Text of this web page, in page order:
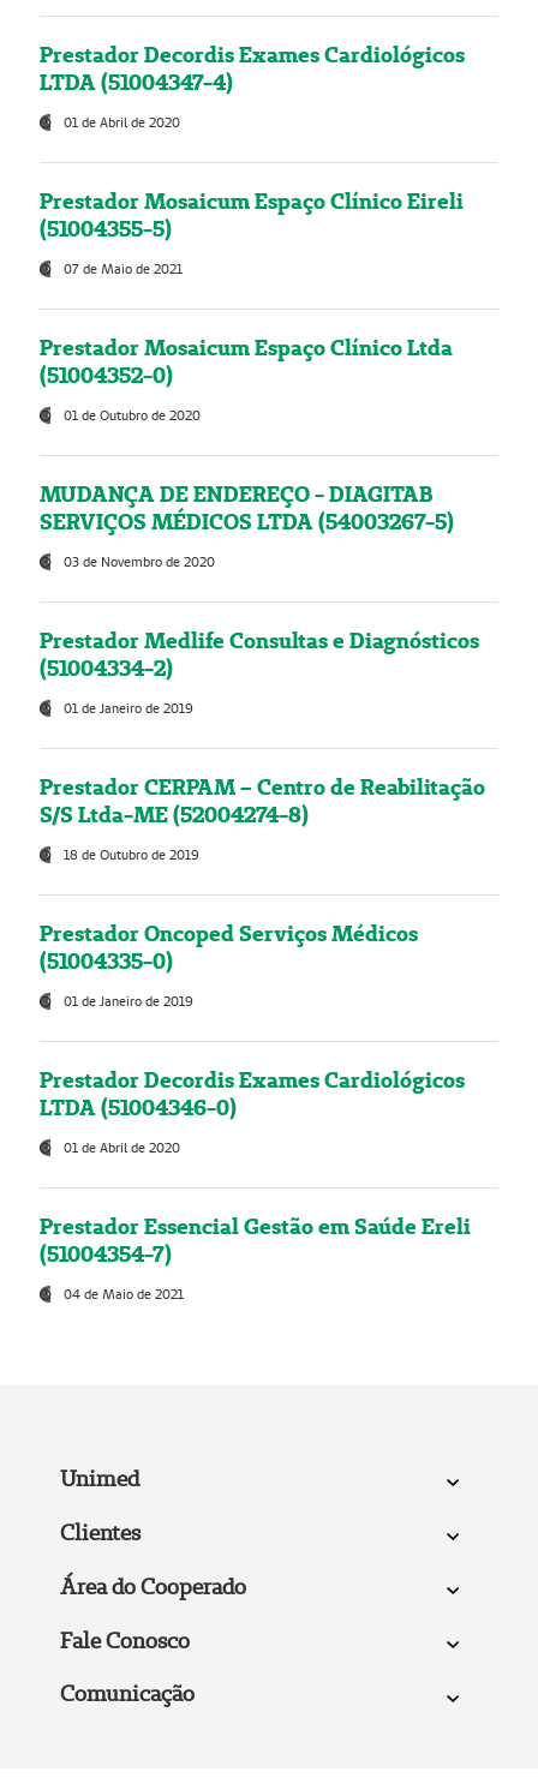
Prestador Decordis Exames Cardiológicos
LTDA (51004347-4)
01 de Abril de 2020
Prestador Mosaicum Espaço Clínico Eireli
(51004355-5)
07 de Maio de 2021
Prestador Mosaicum Espaço Clínico Ltda
(51004352-0)
01 de Outubro de 2020
MUDANÇA DE ENDEREÇO - DIAGITAB
SERVIÇOS MÉDICOS LTDA (54003267-5)
03 de Novembro de 2020
Prestador Medlife Consultas e Diagnósticos
(51004334-2)
01 de Janeiro de 2019
Prestador CERPAM – Centro de Reabilitação
S/S Ltda-ME (52004274-8)
18 de Outubro de 2019
Prestador Oncoped Serviços Médicos
(51004335-0)
01 de Janeiro de 2019
Prestador Decordis Exames Cardiológicos
LTDA (51004346-0)
01 de Abril de 2020
Prestador Essencial Gestão em Saúde Ereli
(51004354-7)
04 de Maio de 2021
Unimed
Clientes
Área do Cooperado
Fale Conosco
Comunicação